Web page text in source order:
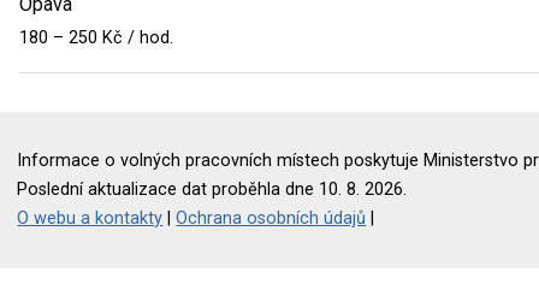
180 – 250 Kč / hod.
Informace o volných pracovních místech poskytuje Ministerstvo
Poslední aktualizace dat proběhla dne 10. 8. 2026.
O webu a kontakty |Ochrana osobních údajů